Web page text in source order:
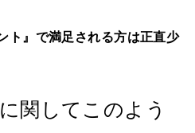
ト』で満足される方は正直少
関してこのよう